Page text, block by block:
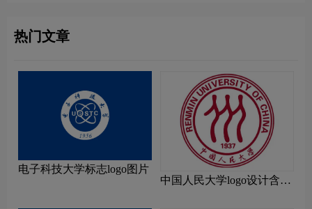
热门文章
电子科技大学标志logo图片
中国人民大学logo设计含义